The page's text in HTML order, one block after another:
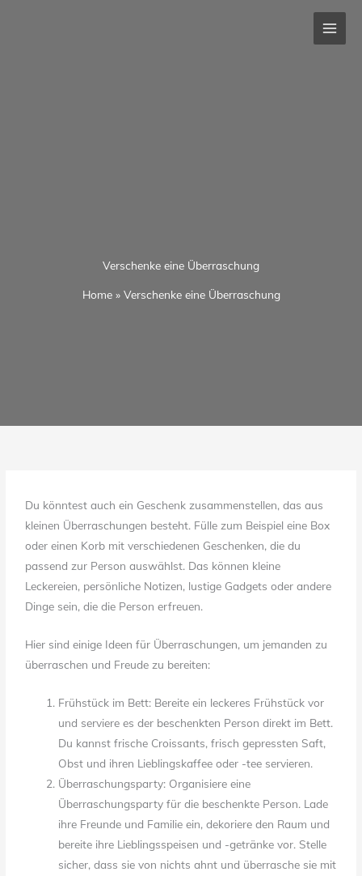
Verschenke eine Überraschung
Home » Verschenke eine Überraschung
Du könntest auch ein Geschenk zusammenstellen, das aus
kleinen Überraschungen besteht. Fülle zum Beispiel eine Box
oder einen Korb mit verschiedenen Geschenken, die du
passend zur Person auswählst. Das können kleine
Leckereien, persönliche Notizen, lustige Gadgets oder andere
Dinge sein, die die Person erfreuen.
Hier sind einige Ideen für Überraschungen, um jemanden zu
überraschen und Freude zu bereiten:
Frühstück im Bett: Bereite ein leckeres Frühstück vor
und serviere es der beschenkten Person direkt im Bett.
Du kannst frische Croissants, frisch gepressten Saft,
Obst und ihren Lieblingskaffee oder -tee servieren.
Überraschungsparty: Organisiere eine
Überraschungsparty für die beschenkte Person. Lade
ihre Freunde und Familie ein, dekoriere den Raum und
bereite ihre Lieblingsspeisen und -getränke vor. Stelle
sicher, dass sie von nichts ahnt und überrasche sie mit